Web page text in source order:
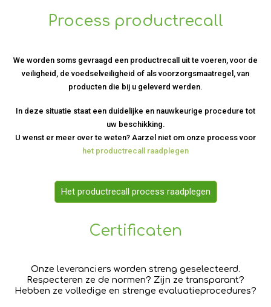
Process productrecall
We worden soms gevraagd een productrecall uit te voeren, voor de
veiligheid, de voedselveiligheid of als voorzorgsmaatregel, van
producten die bij u geleverd werden.
In deze situatie staat een duidelijke en nauwkeurige procedure tot
uw beschikking.
U wenst er meer over te weten? Aarzel niet om onze process voor
het productrecall raadplegen
Het productrecall process raadplegen
Certificaten
Onze leveranciers worden streng geselecteerd.
Respecteren ze de normen? Zijn ze transparant?
Hebben ze volledige en strenge evaluatieprocedures?